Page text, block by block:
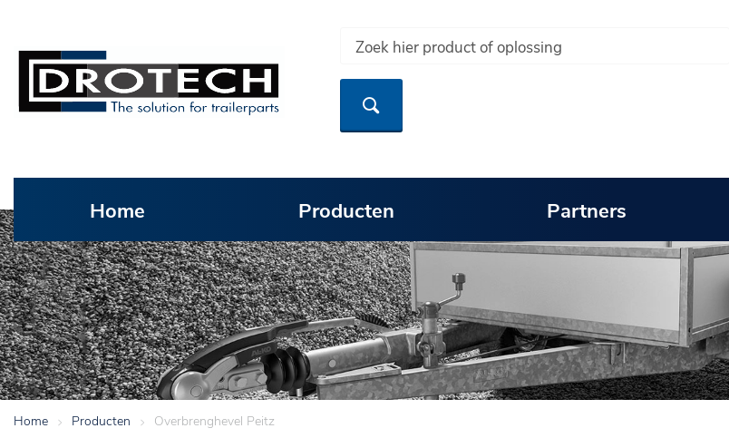
Home Producten Partners
Home > Producten > Overbrenghevel Peitz